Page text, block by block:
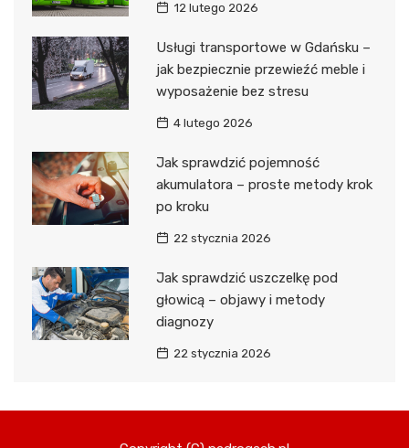
12 lutego 2026
Usługi transportowe w Gdańsku –
jak bezpiecznie przewieźć meble i
wyposażenie bez stresu
4 lutego 2026
Jak sprawdzić pojemność
akumulatora – proste metody krok
po kroku
22 stycznia 2026
Jak sprawdzić uszczelkę pod
głowicą – objawy i metody
diagnozy
22 stycznia 2026